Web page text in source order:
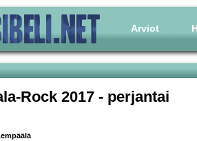
Arviot
Rock 2017 - perjantai